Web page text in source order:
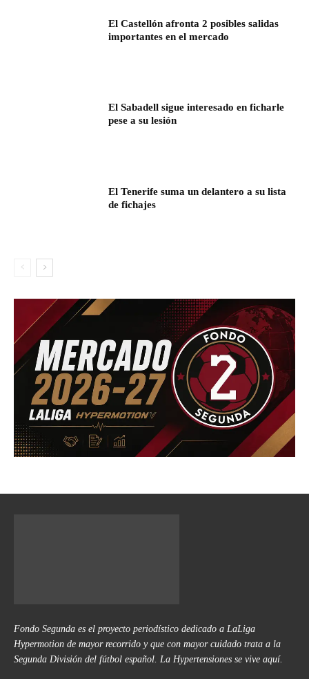
El Castellón afronta 2 posibles salidas
importantes en el mercado
El Sabadell sigue interesado en ficharle
pese a su lesión
El Tenerife suma un delantero a su lista
de fichajes
Fondo Segunda es el proyecto periodístico dedicado a LaLiga
Hypermotion de mayor recorrido y que con mayor cuidado trata a la
Segunda División del fútbol español. La Hypertensiones se vive aquí.